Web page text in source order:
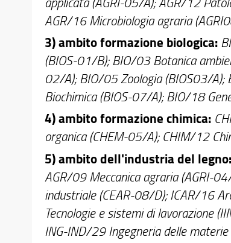
AGR/16 Microbiologia agraria
3) ambito formazione biologica:
(BIOS-01/B); BIO/03 Botanica
02/A); BIO/05 Zoologia (BIOS03/
Biochimica (BIOS-07/A); BIO/18
4) ambito formazione chimica:
organica (CHEM-05/A); CHIM/12
5) ambito dell'industria del legno:
AGR/09 Meccanica agraria (AGRI-
industriale (CEAR-08/D); ICAR/16
Tecnologie e sistemi di lavorazione
ING-IND/29 Ingegneria delle